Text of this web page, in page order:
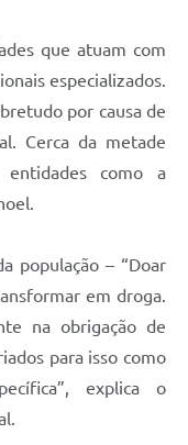
que atuam com
especializados.
por causa de
Cerca da metade
como a
população – “Doar
em droga.
na obrigação de
para isso como
explica o